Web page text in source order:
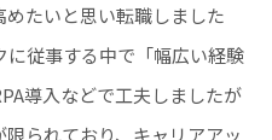
たいと思い転職しました
従事する中で「幅広い経験
導入などで工夫しましたが
られており、キャリアアッ